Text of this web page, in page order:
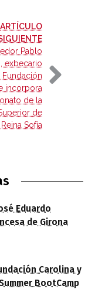
ARTÍCULO
-
Pablo
exbecario
Fundación
incorpora
de la
de
Sofía
Eduardo
de Girona
Carolina y
BootCamp